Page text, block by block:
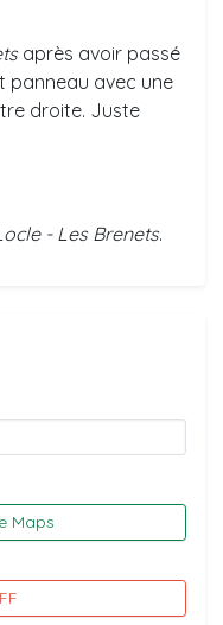
après avoir passé
panneau avec une
droite. Juste
- Les Brenets.
Maps